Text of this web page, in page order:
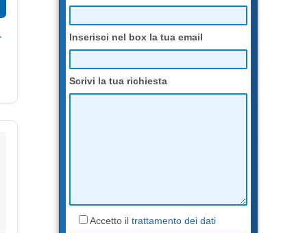
Inserisci nel box la tua email
Scrivi la tua richiesta
Accetto il trattamento dei dati